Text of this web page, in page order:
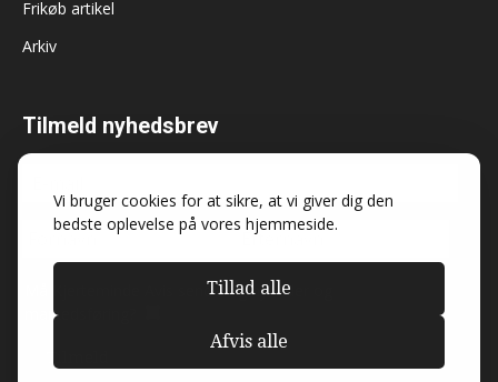
Vi bruger cookies for at sikre, at vi giver dig den
bedste oplevelse på vores hjemmeside.
Tillad alle
Afvis alle
Frikøb artikel
Arkiv
Tilmeld nyhedsbrev
Må Kjerteminde Avis sende dig nyheder og
markedsføring?